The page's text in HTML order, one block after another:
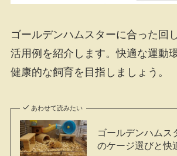
ゴールデンハムスターに合った回
活用例を紹介します。快適な運動
健康的な飼育を目指しましょう。
あわせて読みたい
ゴールデンハムス
のケージ選びと快